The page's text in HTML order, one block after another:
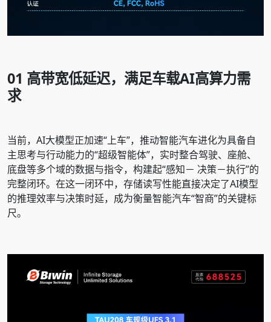
01 高带宽低延迟，满足车载AI高算力需
求
当前，AI大模型正加速“上车”，推动智能汽车进化为具备自
主思考与行动能力的“超级智能体”，实时整合驾驶、座舱、
底盘等多个域的数据与指令，构建起“感知－ 决策－执行”的
完整闭环。在这一闭环中，存储读写性能直接决定了AI模型
的推理效率与决策时延，成为衡量智能汽车“智商”的关键标
尺。